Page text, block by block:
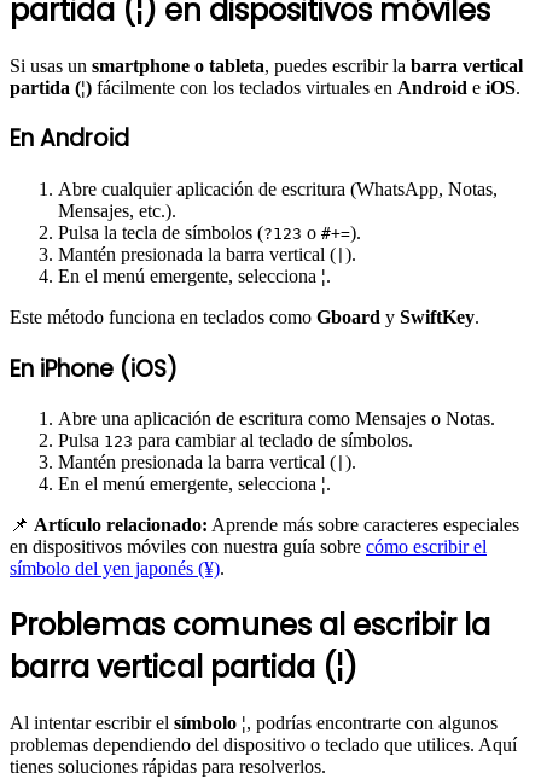
partida (¦) en dispositivos móviles
Si usas un smartphone o tableta, puedes escribir la barra vertical
partida (¦) fácilmente con los teclados virtuales en Android e iOS.
En Android
Abre cualquier aplicación de escritura (WhatsApp, Notas,
Mensajes, etc.).
Pulsa la tecla de símbolos (?123 o #+=).
Mantén presionada la barra vertical ( ).
En el menú emergente, selecciona ¦.
Este método funciona en teclados como Gboard y SwiftKey.
En iPhone (iOS)
Abre una aplicación de escritura como Mensajes o Notas.
Pulsa 123 para cambiar al teclado de símbolos.
Mantén presionada la barra vertical ( ).
En el menú emergente, selecciona ¦.
📌 Artículo relacionado: Aprende más sobre caracteres especiales
en dispositivos móviles con nuestra guía sobre cómo escribir el
símbolo del yen japonés (¥).
Problemas comunes al escribir la
barra vertical partida (¦)
Al intentar escribir el símbolo ¦, podrías encontrarte con algunos
problemas dependiendo del dispositivo o teclado que utilices. Aquí
tienes soluciones rápidas para resolverlos.